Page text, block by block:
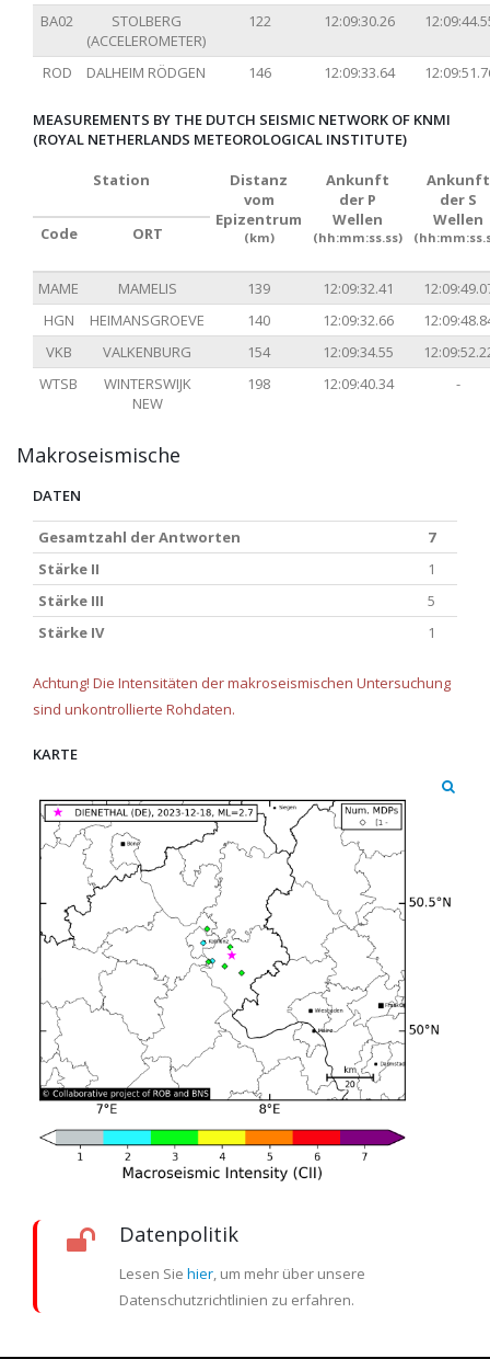
BA02
STOLBERG
(ACCELEROMETER)
122 12:09:30.26
ROD DALHEIM RÖDGEN 146 12:09:33.64
MEASUREMENTS BY THE DUTCH SEISMIC NETWORK OF KNMI
(ROYAL NETHERLANDS METEOROLOGICAL INSTITUTE)
Station
Distanz
vom
Epizentrum
(km)
Ankunft
der P
Wellen
(hh:mm:ss.ss)
Ankunft
der S
Wellen
Code ORT
MAME MAMELIS 139 12:09:32.41
HGN
HEIMANSGROEVE 140 12:09:32.66
VKB
VALKENBURG 154 12:09:34.55
WTSB
WINTERSWIJK
NEW
198 12:09:40.34 -
Makroseismische
DATEN
Gesamtzahl der Antworten
7
Stärke II
1
Stärke III
5
Stärke IV
1
Achtung! Die Intensitäten der makroseismischen Untersuchung
sind unkontrollierte Rohdaten.
KARTE
Datenpolitik
Lesen Sie hier, um mehr über unsere
Datenschutzrichtlinien zu erfahren.